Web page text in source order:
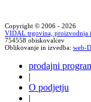
Copyright © 2006 - 2026
VIDAL trgovina, proizvodnja
754558 obiskovalcev
Oblikovanje in izvedba: web-D
prodajni
|
O podjetju
|